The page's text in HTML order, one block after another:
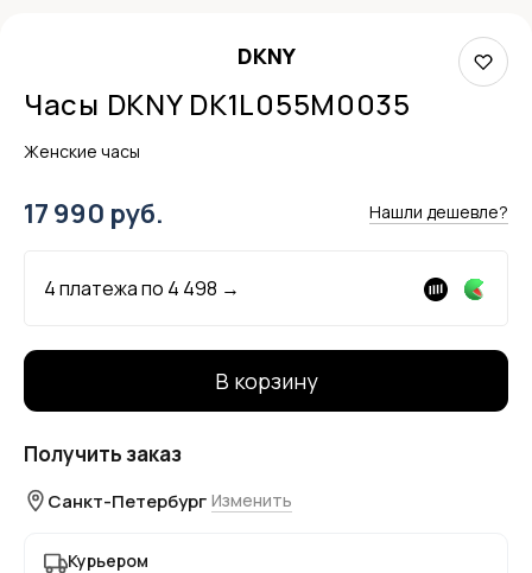
DKNY
Часы DKNY DK1L055M0035
Женские часы
17 990 руб. Нашли дешевле?
4 платежа по 4 498 →
В корзину
Получить заказ
Санкт-Петербург Изменить
Курьером